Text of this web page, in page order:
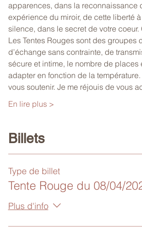
apparences, dans la reconnaissance
expérience du miroir, de cette liberté
silence, dans le secret de votre
Les Tentes Rouges sont des
d’échange sans contrainte, de
sécure et intime, le nombre de
adapter en fonction de la
vous soutenir. Je me réjouis de vous
En lire plus >
Billets
Type de billet
Tente Rouge du 08/04/
Plus d'info